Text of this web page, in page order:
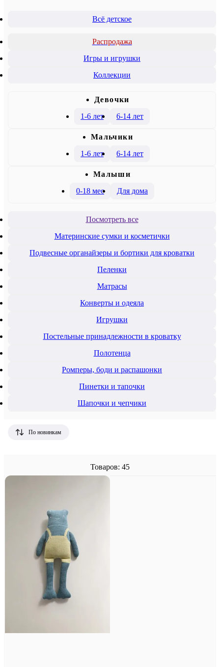
Всё детское
Распродажа
Игры и игрушки
Коллекции
Девочки
1-6 лет
6-14 лет
Mальчики
1-6 лет
6-14 лет
Малыши
0-18 мес
Для дома
Посмотреть все
Материнские сумки и косметички
Подвесные органайзеры и бортики для кроватки
Пеленки
Mатрасы
Конверты и одеяла
Игрушки
Постельные принадлежности в кроватку
Полотенца
Ромперы, боди и распашонки
Пинетки и тапочки
Шапочки и чепчики
По новинкам
Товаров: 45